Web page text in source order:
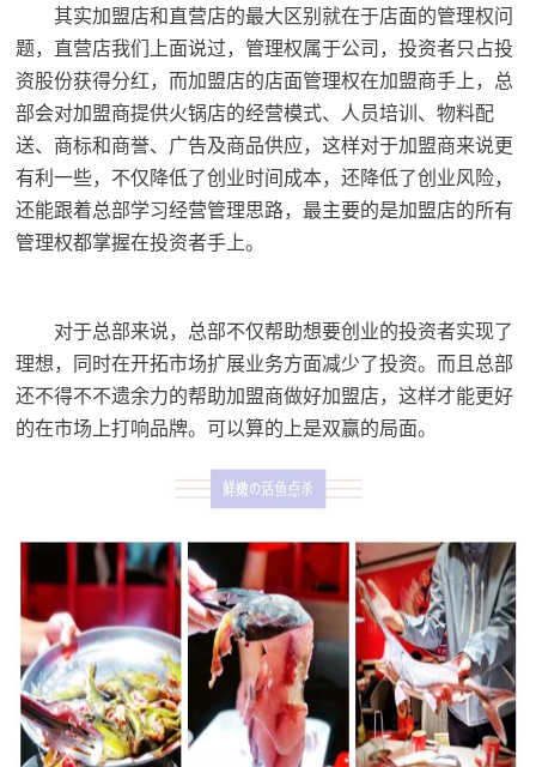
其实加盟店和直营店的最大区别就在于店面的管理权问
题，直营店我们上面说过，管理权属于公司，投资者只占投
资股份获得分红，而加盟店的店面管理权在加盟商手上，总
部会对加盟商提供火锅店的经营模式、人员培训、物料配
送、商标和商誉、广告及商品供应，这样对于加盟商来说更
有利一些，不仅降低了创业时间成本，还降低了创业风险，
还能跟着总部学习经营管理思路，最主要的是加盟店的所有
管理权都掌握在投资者手上。
对于总部来说，总部不仅帮助想要创业的投资者实现了
理想，同时在开拓市场扩展业务方面减少了投资。而且总部
还不得不不遗余力的帮助加盟商做好加盟店，这样才能更好
的在市场上打响品牌。可以算的上是双赢的局面。